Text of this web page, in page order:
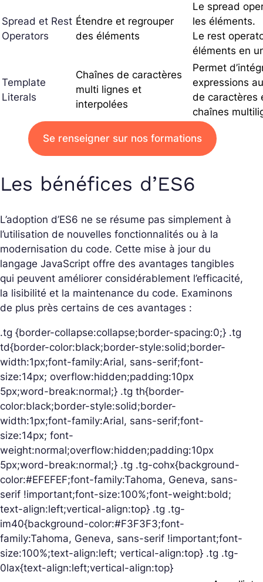
Spread et Rest
Operators
Étendre et regrouper
des éléments
Le spread
les éléments.
Le rest
éléments en
Template
Literals
Chaînes de caractères
multi lignes et
interpolées
Permet
expressions
de caractères
chaînes
Se renseigner sur nos formations
Les bénéfices d’ES6
L’adoption d’ES6 ne se résume pas simplement à
l’utilisation de nouvelles fonctionnalités ou à la
modernisation du code. Cette mise à jour du
langage JavaScript offre des avantages tangibles
qui peuvent améliorer considérablement l’efficacité,
la lisibilité et la maintenance du code. Examinons
de plus près certains de ces avantages :
.tg {border-collapse:collapse;border-spacing:0;} .tg
td{border-color:black;border-style:solid;border-
width:1px;font-family:Arial, sans-serif;font-
size:14px; overflow:hidden;padding:10px
5px;word-break:normal;} .tg th{border-
color:black;border-style:solid;border-
width:1px;font-family:Arial, sans-serif;font-
size:14px; font-
weight:normal;overflow:hidden;padding:10px
5px;word-break:normal;} .tg .tg-cohx{background-
color:#EFEFEF;font-family:Tahoma, Geneva, sans-
serif !important;font-size:100%;font-weight:bold;
text-align:left;vertical-align:top} .tg .tg-
im40{background-color:#F3F3F3;font-
family:Tahoma, Geneva, sans-serif !important;font-
size:100%;text-align:left; vertical-align:top} .tg .tg-
0lax{text-align:left;vertical-align:top}